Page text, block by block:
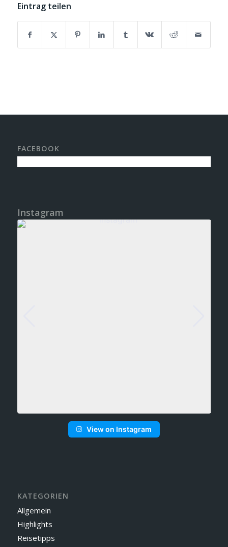
Eintrag teilen
FACEBOOK
Instagram
View on Instagram
KATEGORIEN
Allgemein
Highlights
Reisetipps